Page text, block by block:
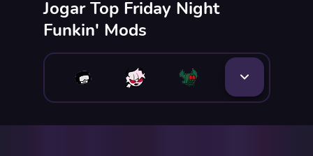
Jogar Top Friday Night
Funkin' Mods